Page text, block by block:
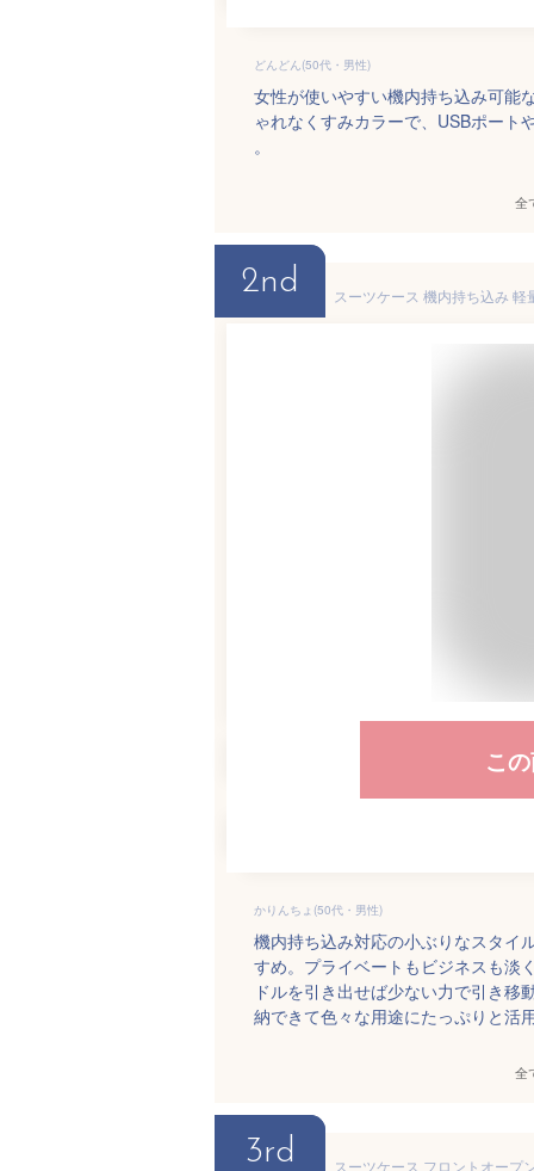
どんどん(50代・男性)
女性が使いやすい機内持ち込み可能
ゃれなくすみカラーで、USBポート
。
全
2nd
こ
かりんちょ(50代・男性)
機内持ち込み対応の小ぶりなスタイ
すめ。プライベートもビジネスも淡
ドルを引き出せば少ない力で引き
納できて色々な用途にたっぷりと活
全
3rd